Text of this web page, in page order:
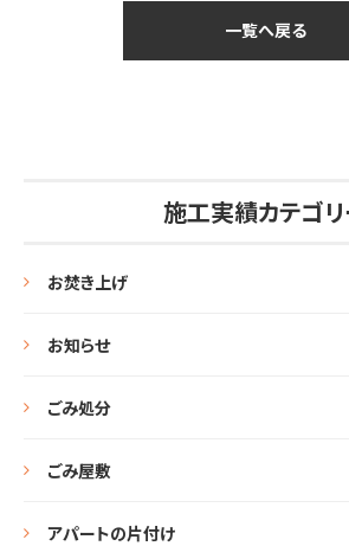
一覧へ戻る
施工実績カテゴ
お焚き上げ
お知らせ
ごみ処分
ごみ屋敷
アパートの片付け